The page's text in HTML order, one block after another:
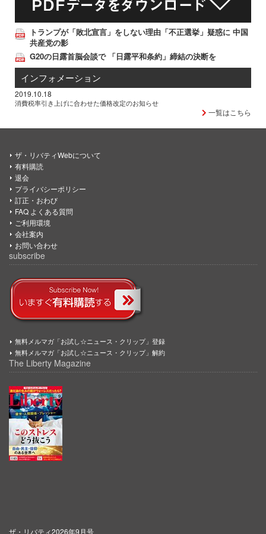
トランプが「敗北宣言」をしない理由「不正選挙」疑惑に 中国
共産党の影
G20の日露首脳会談で 「日露平和条約」締結の決断を
インフォメーション
2019.10.18
消費税率引き上げに合わせた価格改定のお知らせ
一覧はこちら
ザ・リバティWebについて
有料購読
退会
プライバシーポリシー
訂正・おわび
FAQ よくある質問
ご利用環境
会社案内
お問い合わせ
subscribe
無料メルマガ「お試し☆ニュース・クリップ」登録
無料メルマガ「お試し☆ニュース・クリップ」解約
The Liberty Magazine
ザ・リバティ2026年9月号